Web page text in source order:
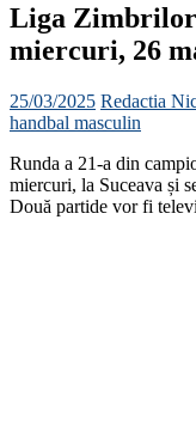
Liga Zimbrilor
miercuri, 26
25/03/2025 Redactia
handbal masculin
Runda a 21-a din
miercuri, la Suceava și
Două partide vor fi